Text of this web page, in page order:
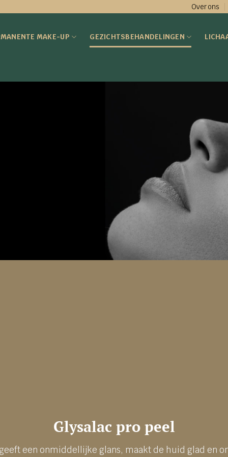
Over ons
MAKE-UP GEZICHTSBEHANDELINGEN
Glysalac pro peel
een onmiddellijke glans, maakt de huid glad en